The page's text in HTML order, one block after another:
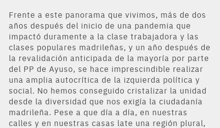
Frente a este panorama que vivimos, más de dos
años después del inicio de una pandemia que
impactó duramente a la clase trabajadora y las
clases populares madrileñas, y un año después de
la revalidación anticipada de la mayoría por parte
del PP de Ayuso, se hace imprescindible realizar
una amplia autocrítica de la izquierda política y
social. No hemos conseguido cristalizar la unidad
desde la diversidad que nos exigía la ciudadanía
madrileña. Pese a que día a día, en nuestras
calles y en nuestras casas late una región plural,